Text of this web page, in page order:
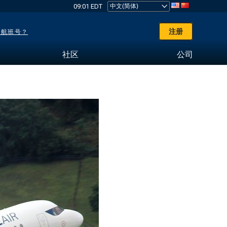
09:01 EDT
班号？ 注册
社区 公司